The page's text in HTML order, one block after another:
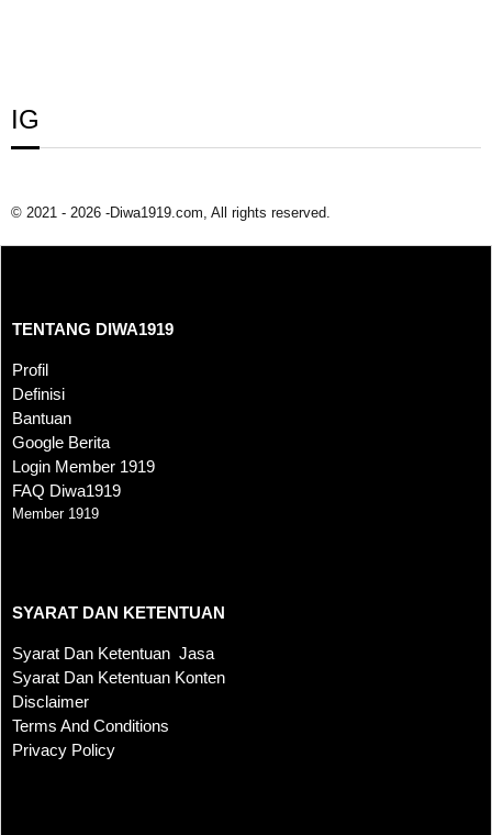
IG
© 2021 - 2026 -Diwa1919.com, All rights reserved.
TENTANG DIWA1919
Profil
Definisi
Bantuan
Google Berita
Login Member 1919
FAQ Diwa1919
Member 1919
SYARAT DAN KETENTUAN
Syarat Dan Ketentuan Jasa
Syarat Dan Ketentuan Konten
Disclaimer
Terms And Conditions
Privacy Policy